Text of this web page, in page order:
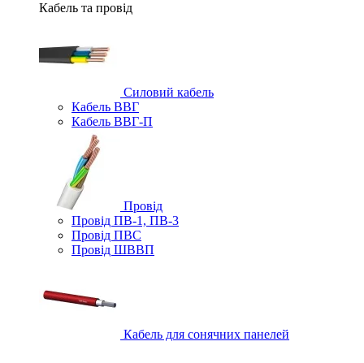
Кабель та провід
Силовий кабель
Кабель ВВГ
Кабель ВВГ-П
Провід
Провід ПВ-1, ПВ-3
Провід ПВС
Провід ШВВП
Кабель для сонячних панелей